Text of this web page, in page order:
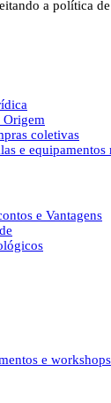
a política
Origem
coletivas
e
e Vantagens
e workshops